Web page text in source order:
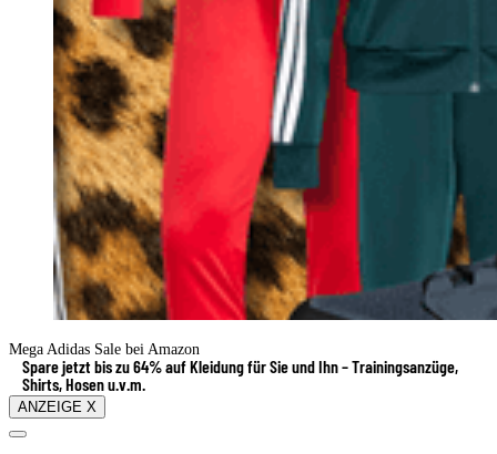
Mega Adidas Sale bei Amazon
Spare jetzt bis zu 64% auf Kleidung für Sie und Ihn – Trainingsanzüge,
Shirts, Hosen u.v.m.
ANZEIGE X